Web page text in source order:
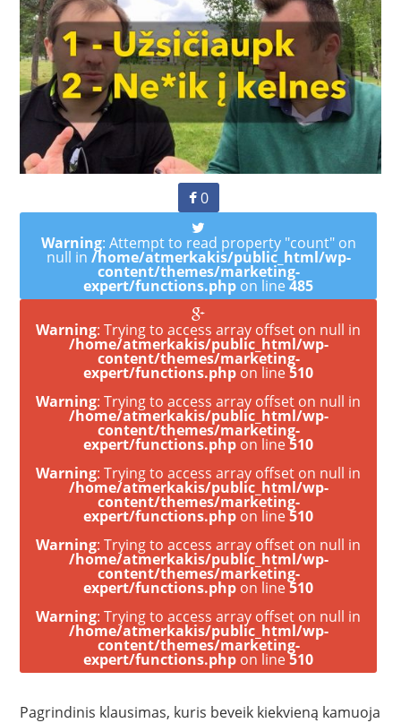
0
Warning: Attempt to read property "count" on
null in /home/atmerkakis/public_html/wp-
content/themes/marketing-
expert/functions.php on line485
Warning: Trying to access array offset on null in
/home/atmerkakis/public_html/wp-
content/themes/marketing-
expert/functions.php on line510
Warning: Trying to access array offset on null in
/home/atmerkakis/public_html/wp-
content/themes/marketing-
expert/functions.php on line510
Warning: Trying to access array offset on null in
/home/atmerkakis/public_html/wp-
content/themes/marketing-
expert/functions.php on line510
Warning: Trying to access array offset on null in
/home/atmerkakis/public_html/wp-
content/themes/marketing-
expert/functions.php on line510
Warning: Trying to access array offset on null in
/home/atmerkakis/public_html/wp-
content/themes/marketing-
expert/functions.php on line510
Pagrindinis klausimas, kuris beveik kiekvieną kamuoja